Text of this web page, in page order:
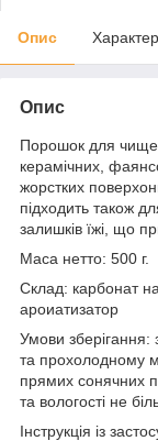
Опис
Опис
Порошок для
керамічних,
жорстких
підходить також
залишків їжі, що
Маса нетто: 500 г.
Склад: карбонат
ароиатизатор
Умови зберігання:
та прохолодному
прямих сонячних
та вологості не
Інструкція із